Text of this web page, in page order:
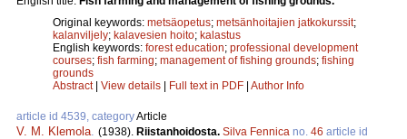
Original keywords: metsäopetus; metsänhoitajien jatkokurssit;
kalanviljely; kalavesien hoito; kalastus
English keywords: forest education; professional development
courses; fish farming; management of fishing grounds; fishing
grounds
Abstract| View details | Full text in PDF | Author Info
article id 4539, categoryArticle
V. M. Klemola (1938). Riistanhoidosta. Silva Fennica no. 46 article id